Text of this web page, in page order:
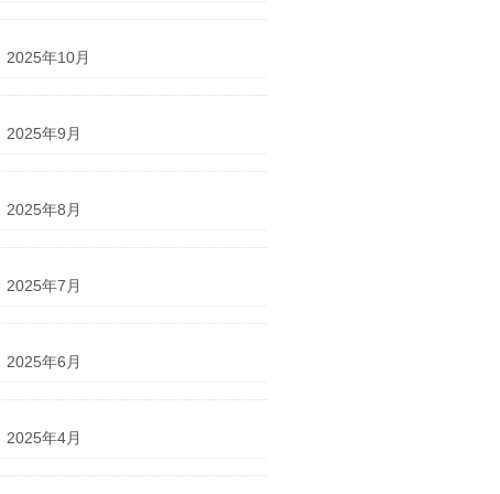
2025年10月
2025年9月
2025年8月
2025年7月
2025年6月
2025年4月